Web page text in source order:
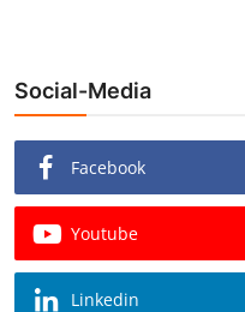
Redaktion
Beiträge
Vorproduktion
Social-Media
Facebook
Youtube
Linkedin